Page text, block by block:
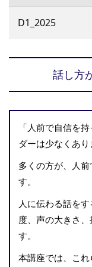
D1_2025
話し方
「人前で自信を
ダーは少なくあり
多くの方が、人
す。
人に伝わる話を
度、声の大きさ
す。
本講座では、こ